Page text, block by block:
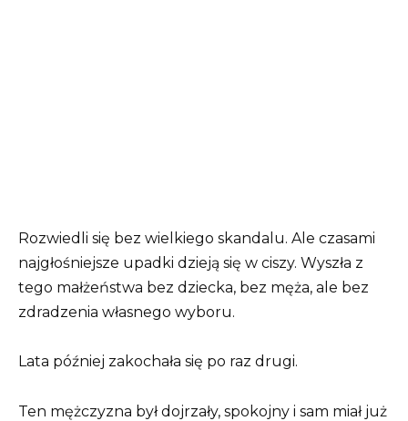
Rozwiedli się bez wielkiego skandalu. Ale czasami
najgłośniejsze upadki dzieją się w ciszy. Wyszła z
tego małżeństwa bez dziecka, bez męża, ale bez
zdradzenia własnego wyboru.
Lata później zakochała się po raz drugi.
Ten mężczyzna był dojrzały, spokojny i sam miał już